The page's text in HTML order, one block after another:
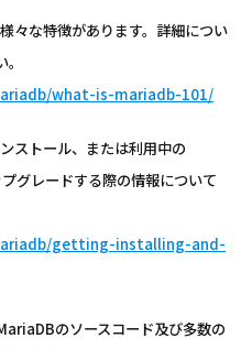
々な特徴があります。詳細につい
what-is-mariadb-101/
ストール、または利用中の
グレードする際の情報について
getting-installing-and-
のソースコード及び多数の